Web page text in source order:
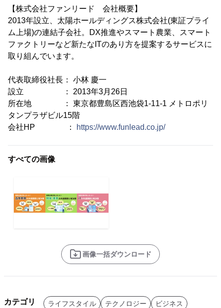
【株式会社ファンリード 会社概要】
2013年設立、太陽ホールディングス株式会社(東証プライ
ム上場)の連結子会社。DX推進やスマート農業、スマート
ファクトリーなど新たなITのあり方を提案するサービスに
取り組んでいます。
代表取締役社長： 小林 慶一
設立 ： 2013年3月26日
所在地 ： 東京都豊島区西池袋1-11-1 メトロポリ
タンプラザビル15階
会社HP ：
https://www.funlead.co.jp/
すべての画像
画像一括ダウンロード
カテゴリ ライフスタイル テクノロジー ビジネス